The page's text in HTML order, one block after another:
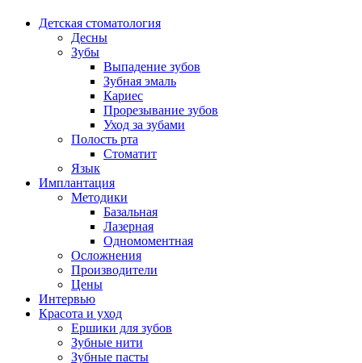
Детская стоматология
Десны
Зубы
Выпадение зубов
Зубная эмаль
Кариес
Прорезывание зубов
Уход за зубами
Полость рта
Стоматит
Язык
Имплантация
Методики
Базальная
Лазерная
Одномоментная
Осложнения
Производители
Цены
Интервью
Красота и уход
Ершики для зубов
Зубные нити
Зубные пасты